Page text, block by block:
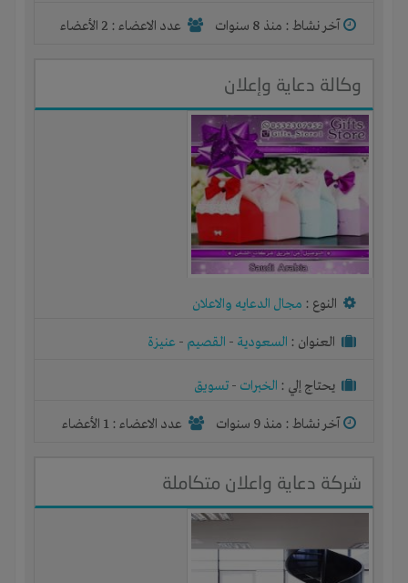
آخر نشاط : منذ 8 سنوات عدد الاعضاء : 2 الأعضاء
وكالة دعاية وإعلان
النوع : مجال الدعايه والاعلان
العنوان : السعودية - القصيم - عنيزة
يحتاج إلي : الخبرات - تسويق
آخر نشاط : منذ 9 سنوات عدد الاعضاء : 1 الأعضاء
شركة دعاية واعلان متكاملة